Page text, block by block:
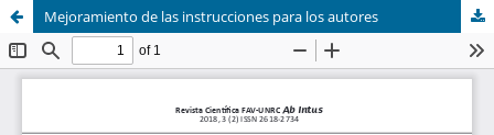
Mejoramiento de las instrucciones para los autores